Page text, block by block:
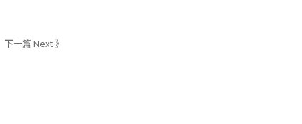
下一篇 Next 》